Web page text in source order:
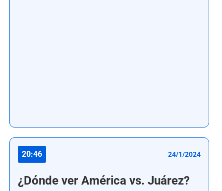
20:46 24/1/2024
¿Dónde ver América vs. Juárez?